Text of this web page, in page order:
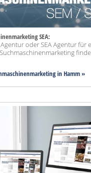
SEA:
Agentur oder SEA Agentur für
in Hamm »